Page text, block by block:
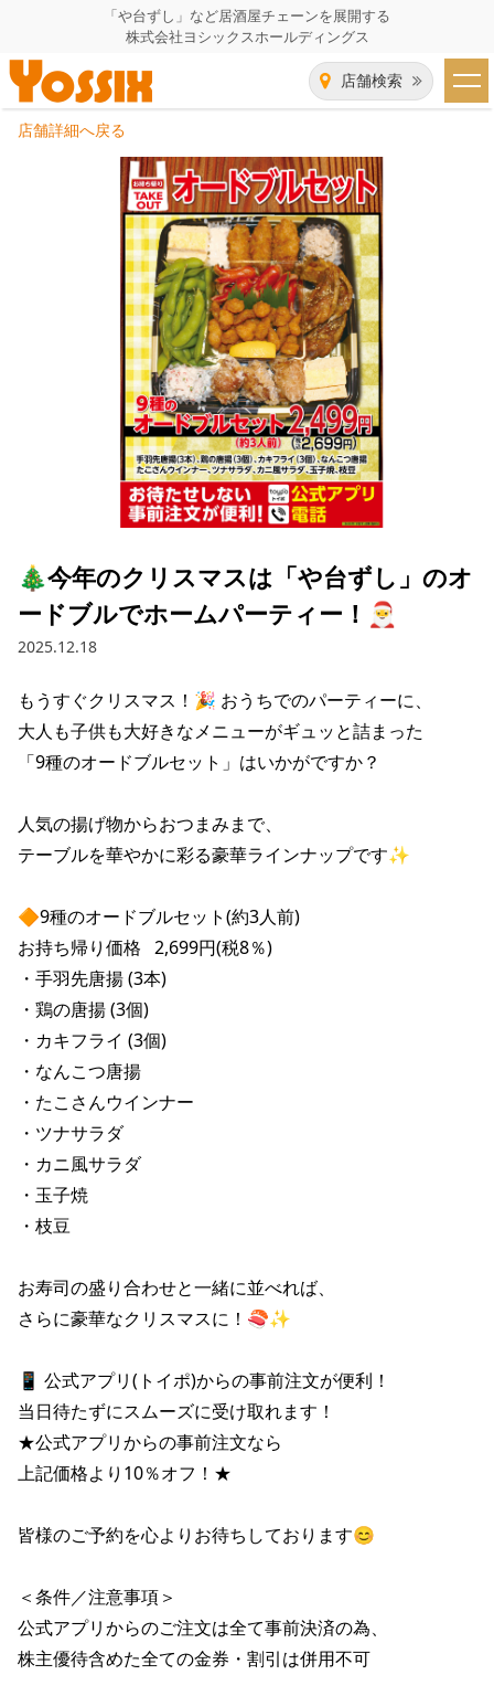
「や台ずし」など居酒屋チェーンを展開する
株式会社ヨシックスホールディングス
店舗検索
HOME
企業情報
企業情報トップ
代表者あいさつ
グループ会社
会社概要
組織図
所在地
飲食事業紹介
飲食事業紹介トップ
や台ずし
ニパチ
これや
焼とりてっぱん
せんと
海老どて食堂
IR（株主・投資家）情報
IR情報トップ
会長メッセージ
コーポレートガバナンス
財務情報
業績推移
財政状況
株式情報
IRライブラリ
決算短信
有価証券報告書等法定開示資料
株主通信
株主総会関連資料
その他IR資料
適時開示資料
株価情報
電子公告
FAQ
IRお問い合わせ
採用情報
採用情報トップ
パート・アルバイト
店舗物件・店舗施工管理業者の募集
お問い合わせ
お問い合わせトップ
ご意見・アンケート（ご来店の方）
このサイトについて
プライバシーポリシー
リンク集
サイトマップ
店舗詳細へ戻る
🎄今年のクリスマスは「や台ずし」のオ
ードブルでホームパーティー！🎅
2025.12.18
もうすぐクリスマス！🎉 おうちでのパーティーに、
大人も子供も大好きなメニューがギュッと詰まった
「9種のオードブルセット」はいかがですか？
人気の揚げ物からおつまみまで、
テーブルを華やかに彩る豪華ラインナップです✨
🔶9種のオードブルセット(約3人前)
お持ち帰り価格   2,699円(税8％)
・手羽先唐揚 (3本)
・鶏の唐揚 (3個)
・カキフライ (3個)
・なんこつ唐揚
・たこさんウインナー
・ツナサラダ
・カニ風サラダ
・玉子焼
・枝豆
お寿司の盛り合わせと一緒に並べれば、
さらに豪華なクリスマスに！🍣✨
📱 公式アプリ(トイポ)からの事前注文が便利！
当日待たずにスムーズに受け取れます！
★公式アプリからの事前注文なら
上記価格より10％オフ！★
皆様のご予約を心よりお待ちしております😊
＜条件／注意事項＞
公式アプリからのご注文は全て事前決済の為、
株主優待含めた全ての金券・割引は併用不可